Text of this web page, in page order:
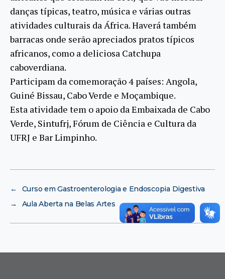
danças típicas, teatro, música e várias outras
atividades culturais da África. Haverá também
barracas onde serão apreciados pratos típicos
africanos, como a deliciosa Catchupa
caboverdiana.
Participam da comemoração 4 países: Angola,
Guiné Bissau, Cabo Verde e Moçambique.
Esta atividade tem o apoio da Embaixada de Cabo
Verde, Sintufrj, Fórum de Ciência e Cultura da
UFRJ e Bar Limpinho.
←
Curso em Gastroenterologia e Endoscopia Digestiva
→
Aula Aberta na Belas Artes